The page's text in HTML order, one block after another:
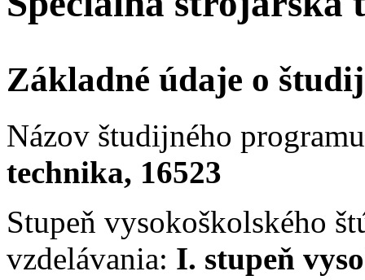
Základné údaje o
Názov študijného
technika, 16523
Stupeň vysokoškolského
vzdelávania: I. stupeň